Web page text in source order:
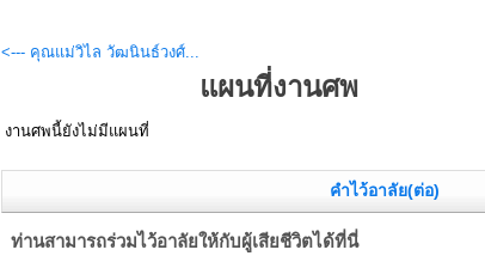
<--- คุณแม่วิไล วัฒนินธ์วงศ์...
แผนที่งานศพ
งานศพนี้ยังไม่มีแผนที่
คำไว้อาลัย(ต่อ)
ท่านสามารถร่วมไว้อาลัยให้กับผู้เสียชีวิตได้ที่นี่